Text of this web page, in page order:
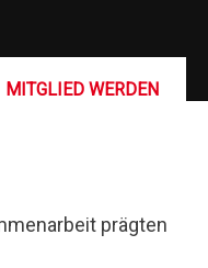
MITGLIED WERDEN
prägten